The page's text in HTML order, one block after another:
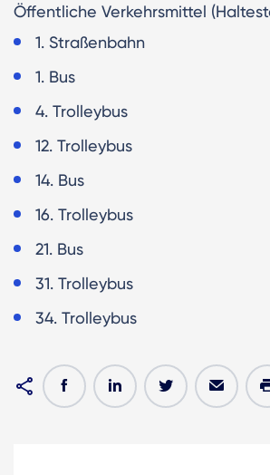
Öffentliche Verkehrsmittel
1. Straßenbahn
1. Bus
4. Trolleybus
12. Trolleybus
14. Bus
16. Trolleybus
21. Bus
31. Trolleybus
34. Trolleybus